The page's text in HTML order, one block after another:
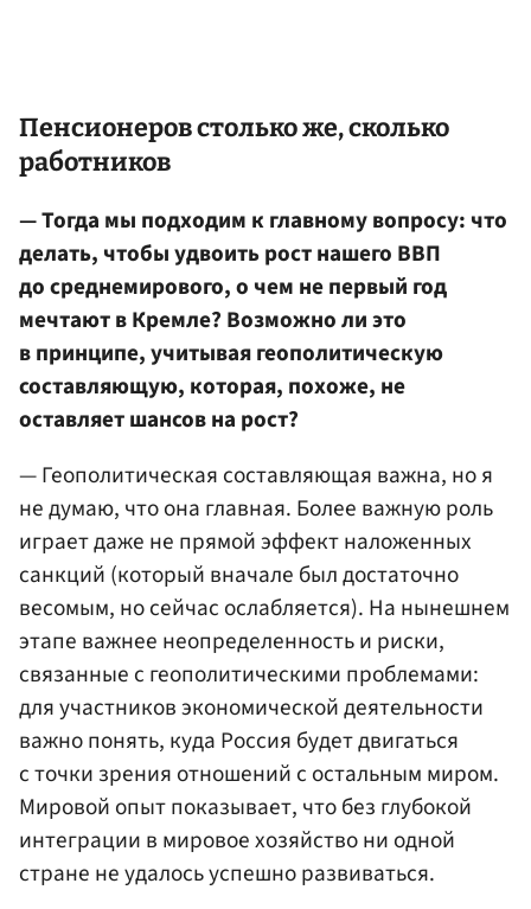
Пенсионеров столько же, сколько
работников
— Тогда мы подходим к главному вопросу: что
делать, чтобы удвоить рост нашего ВВП
до среднемирового, о чем не первый год
мечтают в Кремле? Возможно ли это
в принципе, учитывая геополитическую
составляющую, которая, похоже, не
оставляет шансов на рост?
— Геополитическая составляющая важна, но я
не думаю, что она главная. Более важную роль
играет даже не прямой эффект наложенных
санкций (который вначале был достаточно
весомым, но сейчас ослабляется). На нынешнем
этапе важнее неопределенность и риски,
связанные с геополитическими проблемами:
для участников экономической деятельности
важно понять, куда Россия будет двигаться
с точки зрения отношений с остальным миром.
Мировой опыт показывает, что без глубокой
интеграции в мировое хозяйство ни одной
стране не удалось успешно развиваться.